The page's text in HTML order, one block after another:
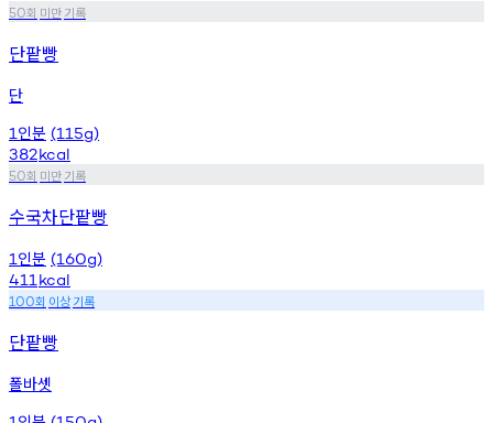
50회 미만기록
단팥빵
단
1 인분 (115g)
382kcal
50회 미만기록
수국차단팥빵
1 인분 (160g)
411 kcal
100회 이상기록
단팥빵
폴바셋